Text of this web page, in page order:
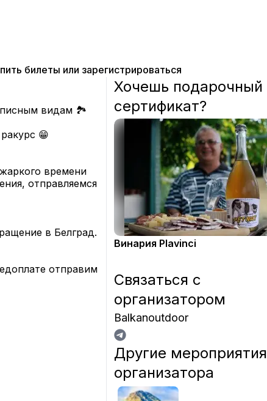
билеты или зарегистрироваться
видам 🏞
😁
времени
отправляемся
в Белград.
отправим
Хочешь подарочный
сертификат?
Винария Plavinci
Связаться с
организатором
Balkanoutdoor
Другие мероприятия
организатора